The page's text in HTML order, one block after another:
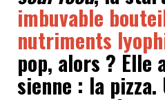
imbuvable
nutriments
pop, alors ? Elle
sienne : la